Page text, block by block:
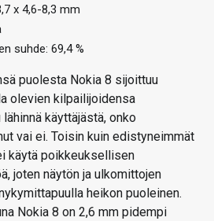
x 4,6-8,3 mm
suhde: 69,4 %
puolesta Nokia 8 sijoittuu
olevien kilpailijoidensa
käyttäjästä, onko
vai ei. Toisin kuin edistyneimmät
käytä poikkeuksellisen
joten näytön ja ulkomittojen
heikon puoleinen.
Nokia 8 on 2,6 mm pidempi